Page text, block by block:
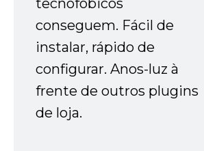
tecnofóbicos
conseguem. Fácil de
instalar, rápido de
configurar. Anos-luz à
frente de outros plugins
de loja.